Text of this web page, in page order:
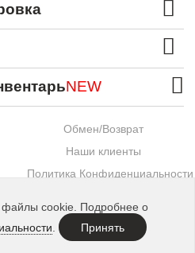
NEW
Обмен/Возврат
Наши клиенты
Политика Конфиденциальности
файлы cookie. Подробнее о
Принять